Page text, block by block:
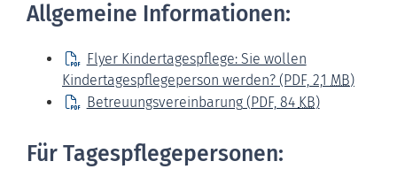
Allgemeine Informationen:
Flyer Kindertagespflege: Sie wollen
Kindertagespflegeperson werden? (PDF, 2,1 MB)
Betreuungsvereinbarung(PDF, 84 KB)
Für Tagespflegepersonen: